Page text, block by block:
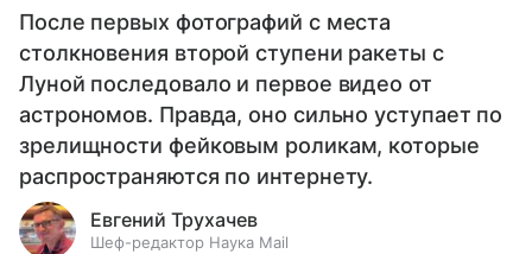
После первых фотографий с места
столкновения второй ступени ракеты с
Луной последовало и первое видео от
астрономов. Правда, оно сильно уступает по
зрелищности фейковым роликам, которые
распространяются по интернету.
Евгений Трухачев
Шеф-редактор Наука Mail